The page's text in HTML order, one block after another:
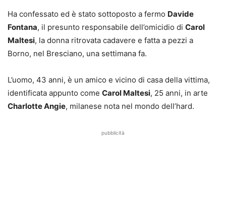
Ha confessato ed è stato sottoposto a fermo Davide
Fontana, il presunto responsabile dell’omicidio di Carol
Maltesi, la donna ritrovata cadavere e fatta a pezzi a
Borno, nel Bresciano, una settimana fa.
L’uomo, 43 anni, è un amico e vicino di casa della vittima,
identificata appunto come Carol Maltesi, 25 anni, in arte
Charlotte Angie, milanese nota nel mondo dell’hard.
pubblicità